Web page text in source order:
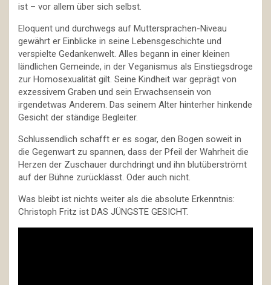
ist – vor allem über sich selbst.
Eloquent und durchwegs auf Muttersprachen-Niveau
gewährt er Einblicke in seine Lebensgeschichte und
verspielte Gedankenwelt. Alles begann in einer kleinen
ländlichen Gemeinde, in der Veganismus als Einstiegsdroge
zur Homosexualität gilt. Seine Kindheit war geprägt von
exzessivem Graben und sein Erwachsensein von
irgendetwas Anderem. Das seinem Alter hinterher hinkende
Gesicht der ständige Begleiter.
Schlussendlich schafft er es sogar, den Bogen soweit in
die Gegenwart zu spannen, dass der Pfeil der Wahrheit die
Herzen der Zuschauer durchdringt und ihn blutüberströmt
auf der Bühne zurücklässt. Oder auch nicht.
Was bleibt ist nichts weiter als die absolute Erkenntnis:
Christoph Fritz ist DAS JÜNGSTE GESICHT.